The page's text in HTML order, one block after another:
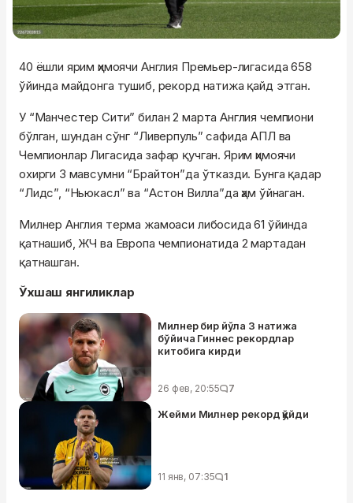
40 ёшли ярим ҳимоячи Англия Премьер-лигасида 658
ўйинда майдонга тушиб, рекорд натижа қайд этган.
У “Манчестер Сити” билан 2 марта Англия чемпиони
бўлган, шундан сўнг “Ливерпуль” сафида АПЛ ва
Чемпионлар Лигасида зафар қучган. Ярим ҳимоячи
охирги 3 мавсумни “Брайтон”да ўтказди. Бунга қадар
“Лидс”, “Ньюкасл” ва “Астон Вилла”да ҳам ўйнаган.
Милнер Англия терма жамоаси либосида 61 ўйинда
қатнашиб, ЖЧ ва Европа чемпионатида 2 мартадан
қатнашган.
Ўхшаш янгиликлар
Милнер бир йўла 3 натижа
бўйича Гиннес рекордлар
китобига кирди
26 фев, 20:55 7
Жейми Милнер рекорд қўйди
11 янв, 07:35 1